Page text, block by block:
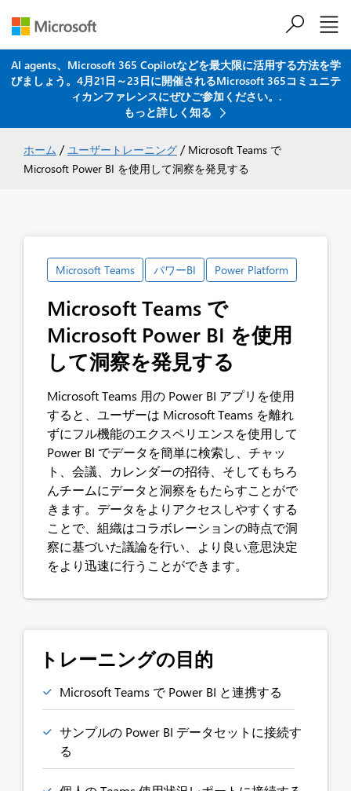
メインコンテンツにスキップ
AI agents、Microsoft 365 Copilotなどを最大限に活用する方法を学
びましょう。4月21日～23日に開催されるMicrosoft 365コミュニテ
ィカンファレンスにぜひご参加ください。.
もっと詳しく知る
ホーム /ユーザートレーニング / Microsoft Teams で
Microsoft Power BI を使用して洞察を発見する
Microsoft Teams パワーBI Power Platform
Microsoft Teams で
Microsoft Power BI を使用
して洞察を発見する
Microsoft Teams 用の Power BI アプリを使用
すると、ユーザーは Microsoft Teams を離れ
ずにフル機能のエクスペリエンスを使用して
Power BI でデータを簡単に検索し、チャッ
ト、会議、カレンダーの招待、そしてもちろ
んチームにデータと洞察をもたらすことがで
きます。データをよりアクセスしやすくする
ことで、組織はコラボレーションの時点で洞
察に基づいた議論を行い、より良い意思決定
をより迅速に行うことができます。
トレーニングの目的
Microsoft Teams で Power BI と連携する
サンプルの Power BI データセットに接続す
る